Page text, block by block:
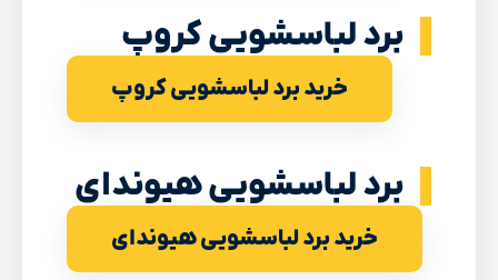
برد لباسشویی کروپ
خرید برد لباسشویی کروپ
برد لباسشویی هیوندای
خرید برد لباسشویی هیوندای